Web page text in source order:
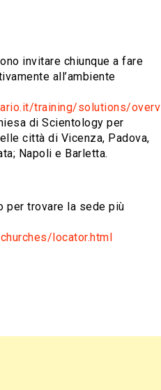
invitare chiunque a fare
all’ambiente
training/solutions/
di Scientology per
città di Vicenza, Padova,
Napoli e Barletta.
per trovare la sede più
locator.html